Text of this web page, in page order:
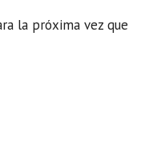
la próxima vez que